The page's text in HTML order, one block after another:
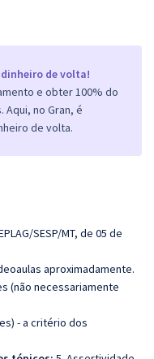
de volta!
e obter 100% do
no Gran, é
de volta.
SESP/MT, de 05 de
aproximadamente.
(não necessariamente
- a critério dos